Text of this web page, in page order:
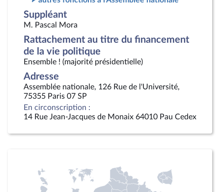
Suppléant
M. Pascal Mora
Rattachement au titre du financement
de la vie politique
Ensemble ! (majorité présidentielle)
Adresse
Assemblée nationale, 126 Rue de l'Université,
75355 Paris 07 SP
En circonscription :
14 Rue Jean-Jacques de Monaix 64010 Pau Cedex